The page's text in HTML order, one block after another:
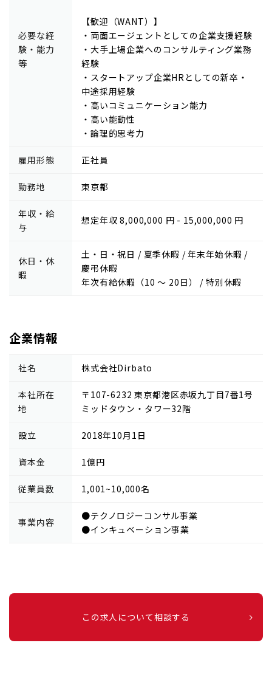
必要な経
験・能力
等
【歓迎（WANT）】
・両面エージェントとしての企業支援経験
・大手上場企業へのコンサルティング業務
経験
・スタートアップ企業HRとしての新卒・
中途採用経験
・高いコミュニケーション能力
・高い能動性
・論理的思考力
雇用形態 正社員
勤務地 東京都
年収・給
与
想定年収 8,000,000 円 - 15,000,000 円
休日・休
暇
土・日・祝日 / 夏季休暇 / 年末年始休暇 /
慶弔休暇
年次有給休暇（10 ～ 20日） / 特別休暇
企業情報
社名 株式会社Dirbato
本社所在
地
〒107-6232 東京都港区赤坂九丁目7番1号
ミッドタウン・タワー32階
設立 2018年10月1日
資本金 1億円
従業員数 1,001~10,000名
事業内容
●テクノロジーコンサル事業
●インキュベーション事業
この求人について相談する